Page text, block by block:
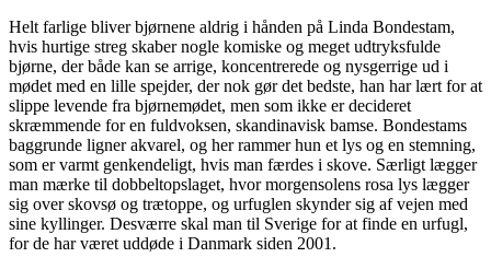
Helt farlige bliver bjørnene aldrig i hånden på Linda Bondestam,
hvis hurtige streg skaber nogle komiske og meget udtryksfulde
bjørne, der både kan se arrige, koncentrerede og nysgerrige ud i
mødet med en lille spejder, der nok gør det bedste, han har lært for at
slippe levende fra bjørnemødet, men som ikke er decideret
skræmmende for en fuldvoksen, skandinavisk bamse. Bondestams
baggrunde ligner akvarel, og her rammer hun et lys og en stemning,
som er varmt genkendeligt, hvis man færdes i skove. Særligt lægger
man mærke til dobbeltopslaget, hvor morgensolens rosa lys lægger
sig over skovsø og trætoppe, og urfuglen skynder sig af vejen med
sine kyllinger. Desværre skal man til Sverige for at finde en urfugl,
for de har været uddøde i Danmark siden 2001.